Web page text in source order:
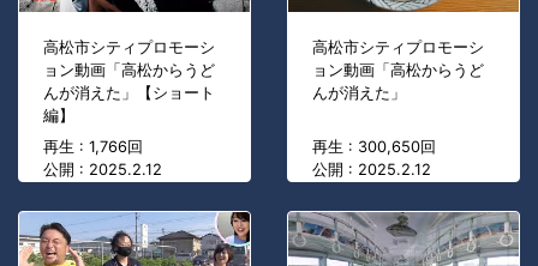
高松市シティプロモーシ
ョン動画「高松からうど
んが消えた」【ショート
編】
再生 : 1,766回
公開 : 2025.2.12
高松市シティプロモーシ
ョン動画「高松からうど
んが消えた」
再生 : 300,650回
公開 : 2025.2.12